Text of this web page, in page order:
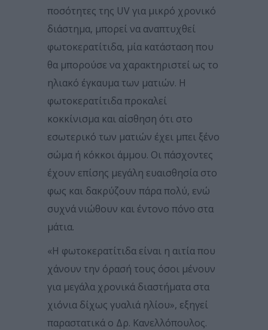
ποσότητες της UV για μικρό χρονικό
διάστημα, μπορεί να αναπτυχθεί
φωτοκερατίτιδα, μία κατάσταση που
θα μπορούσε να χαρακτηριστεί ως το
ηλιακό έγκαυμα των ματιών. Η
φωτοκερατίτιδα προκαλεί
κοκκίνισμα και αίσθηση ότι στο
εσωτερικό των ματιών έχει μπει ξένο
σώμα ή κόκκοι άμμου. Οι πάσχοντες
έχουν επίσης μεγάλη ευαισθησία στο
φως και δακρύζουν πάρα πολύ, ενώ
συχνά νιώθουν και έντονο πόνο στα
μάτια.
«Η φωτοκερατίτιδα είναι η αιτία που
χάνουν την όρασή τους όσοι μένουν
για μεγάλα χρονικά διαστήματα στα
χιόνια δίχως γυαλιά ηλίου», εξηγεί
παραστατικά ο Δρ. Κανελλόπουλος.